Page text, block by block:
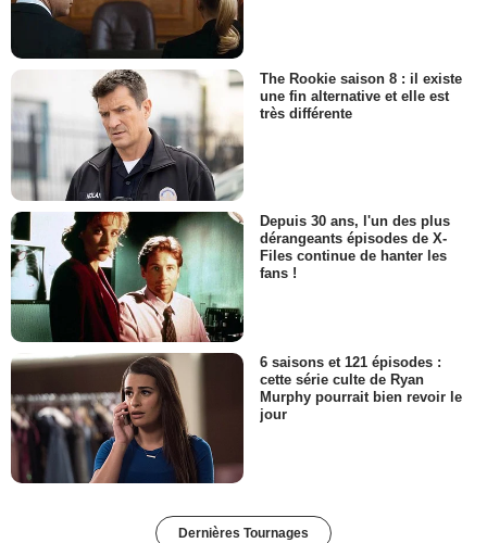
The Rookie saison 8 : il existe
une fin alternative et elle est
très différente
Depuis 30 ans, l'un des plus
dérangeants épisodes de X-
Files continue de hanter les
fans !
6 saisons et 121 épisodes :
cette série culte de Ryan
Murphy pourrait bien revoir le
jour
Dernières Tournages